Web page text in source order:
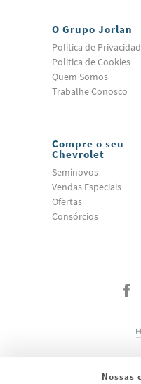
O Grupo Jorlan
Politica de
Politica de Cookies
Quem Somos
Trabalhe Conosco
Compre o seu
Chevrolet
Seminovos
Vendas Especiais
Ofertas
Consórcios
Nossas